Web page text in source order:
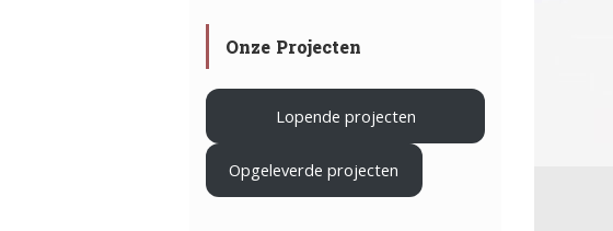
Onze Projecten
Lopende projecten
Opgeleverde projecten